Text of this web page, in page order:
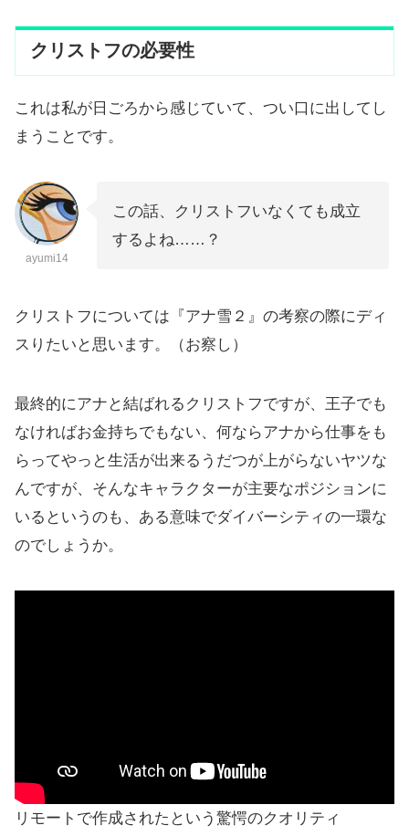
クリストフの必要性
これは私が日ごろから感じていて、つい口に出してし
まうことです。
ayumi14
この話、クリストフいなくても成立
するよね……？
クリストフについては『アナ雪２』の考察の際にディ
スりたいと思います。（お察し）
最終的にアナと結ばれるクリストフですが、王子でも
なければお金持ちでもない、何ならアナから仕事をも
らってやっと生活が出来るうだつが上がらないヤツな
んですが、そんなキャラクターが主要なポジションに
いるというのも、ある意味でダイバーシティの一環な
のでしょうか。
リモートで作成されたという驚愕のクオリティ